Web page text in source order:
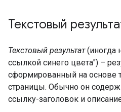
Текстовый
Текстовый результат(иногда
ссылкой синего цвета") –
сформированный на основе
страницы. Обычно он
ссылку-заголовок и